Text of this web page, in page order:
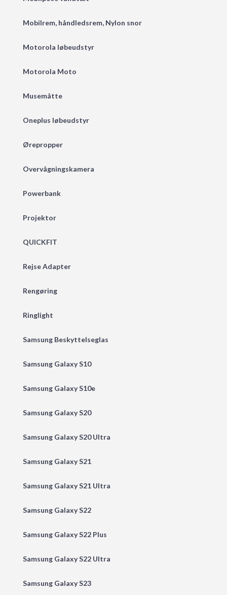
Mobilrem, håndledsrem, Nylon snor
Motorola løbeudstyr
Motorola Moto
Musemåtte
Oneplus løbeudstyr
Ørepropper
Overvågningskamera
Powerbank
Projektor
QUICKFIT
Rejse Adapter
Rengøring
Ringlight
Samsung Beskyttelseglas
Samsung Galaxy S10
Samsung Galaxy S10e
Samsung Galaxy S20
Samsung Galaxy S20 Ultra
Samsung Galaxy S21
Samsung Galaxy S21 Ultra
Samsung Galaxy S22
Samsung Galaxy S22 Plus
Samsung Galaxy S22 Ultra
Samsung Galaxy S23